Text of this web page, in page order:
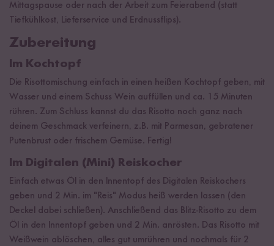
Mittagspause oder nach der Arbeit zum Feierabend (statt
Tiefkühlkost, Lieferservice und Erdnussflips).
Zubereitung
Im Kochtopf
Die Risottomischung einfach in einen heißen Kochtopf geben, mit
Wasser und einem Schuss Wein auffüllen und ca. 15 Minuten
rühren. Zum Schluss kannst du das Risotto noch ganz nach
deinem Geschmack verfeinern, z.B. mit Parmesan, gebratener
Putenbrust oder frischem Gemüse. Fertig!
Im Digitalen (Mini) Reiskocher
Einfach etwas Öl in den Innentopf des Digitalen Reiskochers
geben und 2 Min. im "Reis" Modus heiß werden lassen (den
Deckel dabei schließen). Anschließend das Blitz-Risotto zu dem
Öl in den Innentopf geben und 2 Min. anrösten. Das Risotto mit
Weißwein ablöschen, alles gut umrühren und nochmals für 2